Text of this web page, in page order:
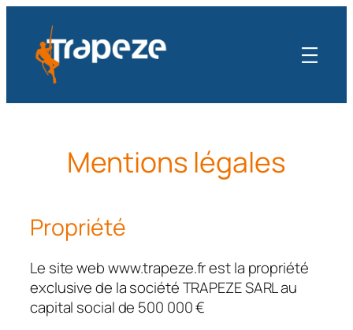
contenu
Mentions légales
Propriété
Le site web www.trapeze.fr est la propriété
exclusive de la société TRAPEZE SARL au
capital social de 500 000 €